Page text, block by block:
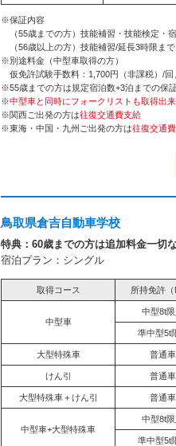
※保証内容
（55歳までの方）技能補習・技能検定・
（56歳以上の方）技能補習/延長3時限ま
※別途料金（中型車取得の方）
仮免許試験手数料：1,700円（非課税）/回
※55歳までの方は規定宿泊数+3泊までの保
※中型車と同時にフォークリストも取得出来
※関西ご出発の方は往復交通費支給
※東海・中国・九州ご出発の方は往復交通
鳥取県倉吉自動車学校
特典：60歳までの方は追加料金一切
宿泊プラン：シングル
取得コース 所持免許（
中型車
中型8t限
準中型5t
大型特殊車 普通車
けん引 普通車
大型特殊車＋けん引 普通車
中型車+大型特殊車
中型8t限
準中型5t